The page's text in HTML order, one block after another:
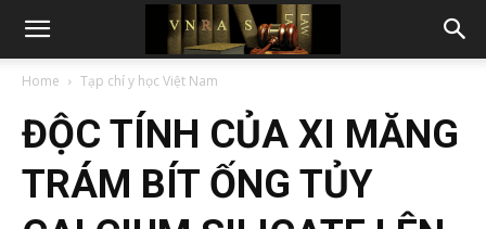
Home Tạp chí y học Việt Nam
ĐỘC TÍNH CỦA XI MĂNG
TRÁM BÍT ỐNG TỦY